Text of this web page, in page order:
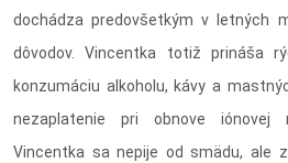
dochádza predovšetkým v letných
dôvodov. Vincentka totiž prináša
konzumáciu alkoholu, kávy a
nezaplatenie pri obnove iónovej
Vincentka sa nepije od smädu, ale